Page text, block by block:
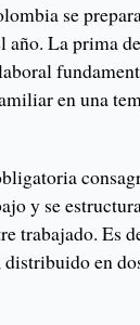
se
año. La prima
en una
y se
trabajado. Es
en